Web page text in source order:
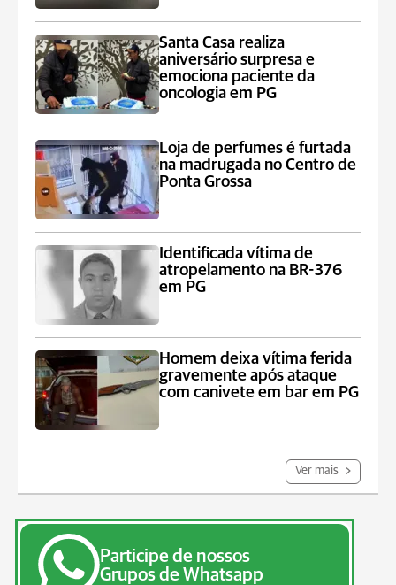
Santa Casa realiza
aniversário surpresa e
emociona paciente da
oncologia em PG
Loja de perfumes é furtada
na madrugada no Centro de
Ponta Grossa
Identificada vítima de
atropelamento na BR-376
em PG
Homem deixa vítima ferida
gravemente após ataque
com canivete em bar em PG
Ver mais
Participe de nossos
Grupos de Whatsapp